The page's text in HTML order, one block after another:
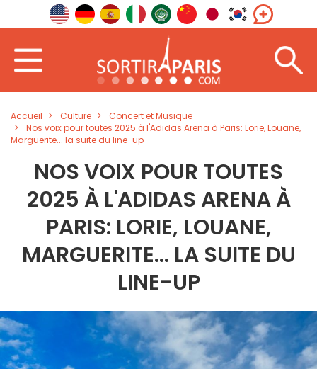
Accueil Culture
Concert et Musique
Nos voix pour toutes 2025 à l'Adidas Arena à Paris: Lorie, Louane,
Marguerite... la suite du line-up
NOS VOIX POUR TOUTES
2025 À L'ADIDAS ARENA À
PARIS: LORIE, LOUANE,
MARGUERITE... LA SUITE DU
LINE-UP